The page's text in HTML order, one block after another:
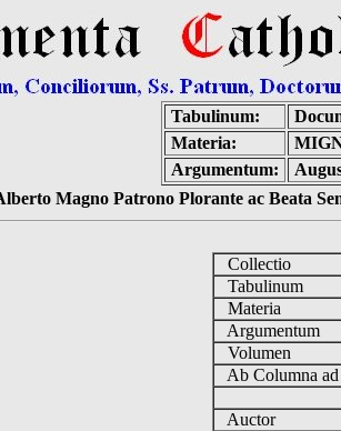
Tabulinum:
Materia:
Argumentum:
Magno Patrono Plorante ac Beata
Collectio
Tabulinum
Materia
Argumentum
Volumen
Ab Columna
Auctor